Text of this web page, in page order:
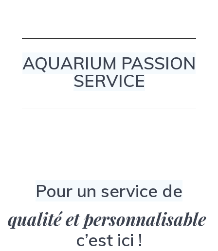
AQUARIUM PASSION
SERVICE
Pour un service de
qualité et personnalisable
c’est ici !